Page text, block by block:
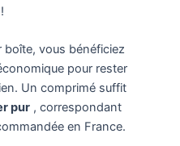
vous bénéficiez
pour rester
Un comprimé suffit
pur, correspondant
en France.